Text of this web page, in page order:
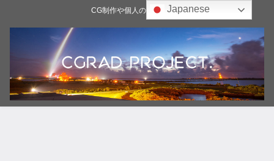
CG制作や個人の雑記ブログJapanese